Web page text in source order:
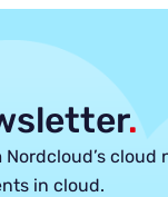
.
cloud
in cloud.